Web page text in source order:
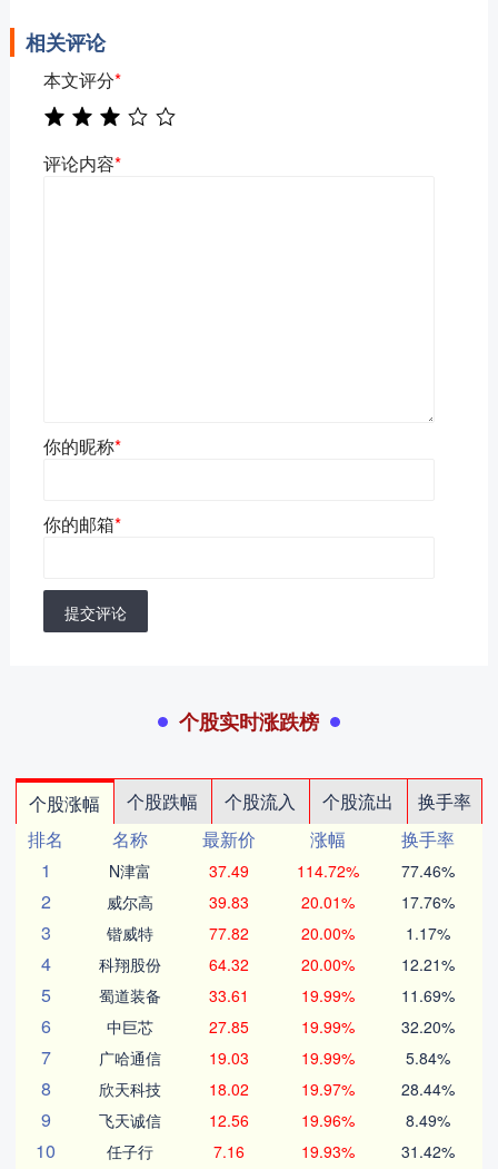
相关评论
本文评分*
评论内容*
你的昵称*
你的邮箱*
提交评论
个股实时涨跌榜
个股涨幅 个股跌幅 个股流入 个股流出
换手率
排名
名称 最新价 涨幅
换手率
1
N津富 37.49 114.72% 77.46%
2 威尔高 39.83 20.01% 17.76%
3 锴威特 77.82 20.00% 1.17%
4 科翔股份 64.32 20.00% 12.21%
5 蜀道装备 33.61 19.99% 11.69%
6 中巨芯 27.85 19.99% 32.20%
7 广哈通信 19.03 19.99% 5.84%
8 欣天科技 18.02 19.97% 28.44%
9 飞天诚信 12.56 19.96% 8.49%
10 任子行 7.16 19.93% 31.42%